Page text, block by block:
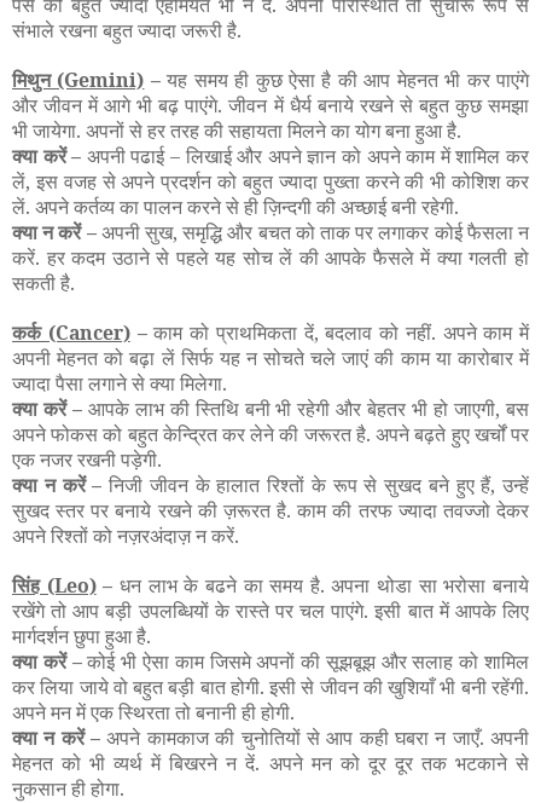
संभाले रखना बहुत ज्यादा जरूरी है.
मिथुन(Gemini) – यह समय ही कुछ ऐसा है की आप मेहनत भी कर पाएंगे
और जीवन में आगे भी बढ़ पाएंगे. जीवन में धैर्य बनाये रखने से बहुत कुछ समझा
भी जायेगा. अपनों से हर तरह की सहायता मिलने का योग बना हुआ है.
क्या करें – अपनी पढाई– लिखाई और अपने ज्ञान को अपने काम में शामिल कर
लें, इस वजह से अपने प्रदर्शन को बहुत ज्यादा पुख्ता करने की भी कोशिश कर
लें. अपने कर्तव्य का पालन करने से ही ज़िन्दगी की अच्छाई बनी रहेगी.
क्या न करें –अपनी सुख, समृद्धि और बचत को ताक पर लगाकर कोई फैसला न
करें. हर कदम उठाने से पहले यह सोच लें की आपके फैसले में क्या गलती हो
सकती है.
कर्क(Cancer)– काम को प्राथमिकता दें, बदलाव को नहीं. अपने काम में
अपनी मेहनत को बढ़ा लें सिर्फ यह न सोचते चले जाएं की काम या कारोबार में
ज्यादा पैसा लगाने से क्या मिलेगा.
क्या करें – आपके लाभ की स्तिथि बनी भी रहेगी और बेहतर भी हो जाएगी, बस
अपने फोकस को बहुत केन्द्रित कर लेने की जरूरत है. अपने बढ़ते हुए खर्चों पर
एक नजर रखनी पड़ेगी.
क्या न करें – निजी जीवन के हालात रिश्तों के रूप से सुखद बने हुए हैं, उन्हें
सुखद स्तर पर बनाये रखने की ज़रूरत है. काम की तरफ ज्यादा तवज्जो देकर
अपने रिश्तों को नज़रअंदाज़ न करें.
सिंह(Leo)– धन लाभ के बढने का समय है. अपना थोडा सा भरोसा बनाये
रखेंगे तो आप बड़ी उपलब्धियों के रास्ते पर चल पाएंगे. इसी बात में आपके लिए
मार्गदर्शन छुपा हुआ है.
क्या करें –कोई भी ऐसा काम जिसमे अपनों की सूझबूझ और सलाह को शामिल
कर लिया जाये वो बहुत बड़ी बात होगी. इसी से जीवन की खुशियाँ भी बनी रहेंगी.
अपने मन में एक स्थिरता तो बनानी ही होगी.
क्या न करें –अपने कामकाज की चुनोतियों से आप कही घबरा न जाएँ. अपनी
मेहनत को भी व्यर्थ में बिखरने न दें. अपने मन को दूर दूर तक भटकाने से
नुकसान ही होगा.